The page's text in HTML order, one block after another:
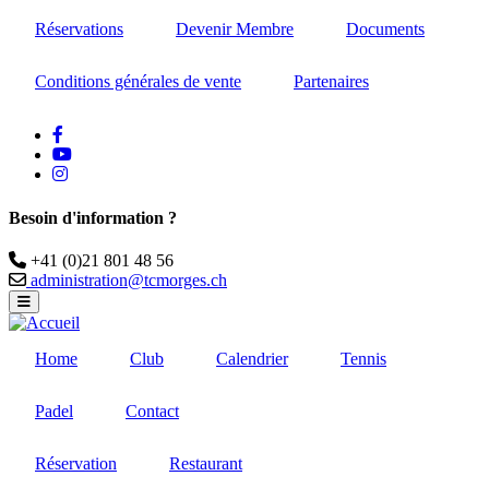
Réservations Devenir Membre Documents
Conditions générales de vente Partenaires
Youtube
instagram
Besoin d'information ?
Téléphone
+41 (0)21 801 48 56
Email
administration@tcmorges.ch
Home Club Calendrier Tennis
Padel Contact
Réservation
Restaurant